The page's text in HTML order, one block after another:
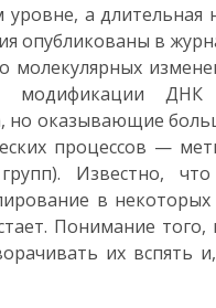
а длительная
опубликованы в
молекулярных
модификации
но оказывающие
процессов —
Известно,
в некоторых
Понимание того,
их вспять